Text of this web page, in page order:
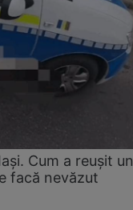
Cum a reușit un
facă nevăzut